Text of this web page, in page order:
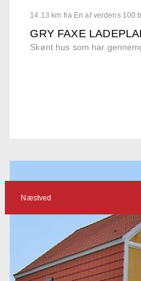
14.13 km fra En af verdens 100
GRY FAXE
Skønt hus som har
Næstved